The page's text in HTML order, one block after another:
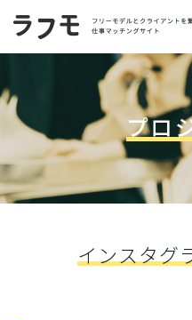
プロ
インスタグ